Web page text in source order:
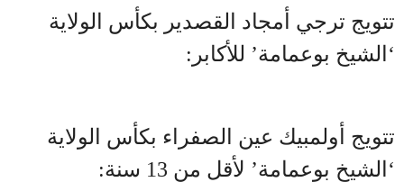
NAVIGATION
تتويج ترجي أمجاد القصدير بكأس الولاية
‘الشيخ بوعمامة’ للأكابر:
تتويج أولمبيك عين الصفراء بكأس الولاية
‘الشيخ بوعمامة’ لأقل من 13 سنة: